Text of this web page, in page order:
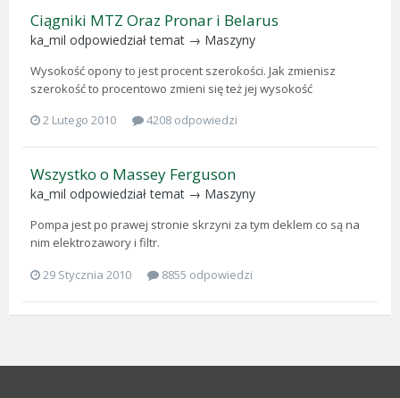
Ciągniki MTZ Oraz Pronar i Belarus
ka_mil odpowiedział temat → Maszyny
Wysokość opony to jest procent szerokości. Jak zmienisz
szerokość to procentowo zmieni się też jej wysokość
2 Lutego 2010
4208 odpowiedzi
Wszystko o Massey Ferguson
ka_mil odpowiedział temat → Maszyny
Pompa jest po prawej stronie skrzyni za tym deklem co są na
nim elektrozawory i filtr.
29 Stycznia 2010
8855 odpowiedzi